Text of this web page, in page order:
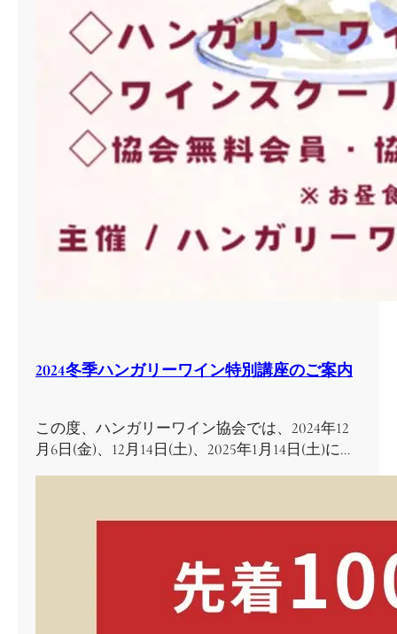
2024冬季ハンガリーワイン特別講座のご案内
この度、ハンガリーワイン協会では、2024年12
月6日(金)、12月14日(土)、2025年1月14日(土)に…